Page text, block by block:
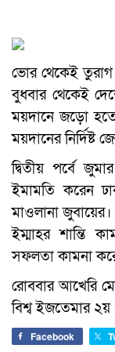
ভোর থেকেই তুরাগ
বুধবার থেকেই
ময়দানে জড়ো
ময়দানের নির্দিষ্ট
দ্বিতীয় পর্বে
ইমামতি করেন
মাওলানা
ইম্মাহর শান্তি
সফলতা কামনা
রোববার আখেরি
বিশ্ব ইজতেমার ২য়
Facebook